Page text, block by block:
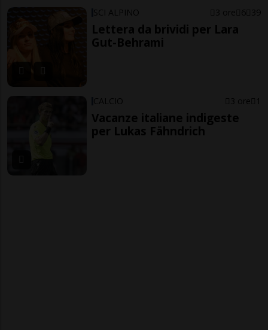
SCI ALPINO 3 ore 6 39
Lettera da brividi per Lara
Gut-Behrami
CALCIO 3 ore 1
Vacanze italiane indigeste
per Lukas Fähndrich